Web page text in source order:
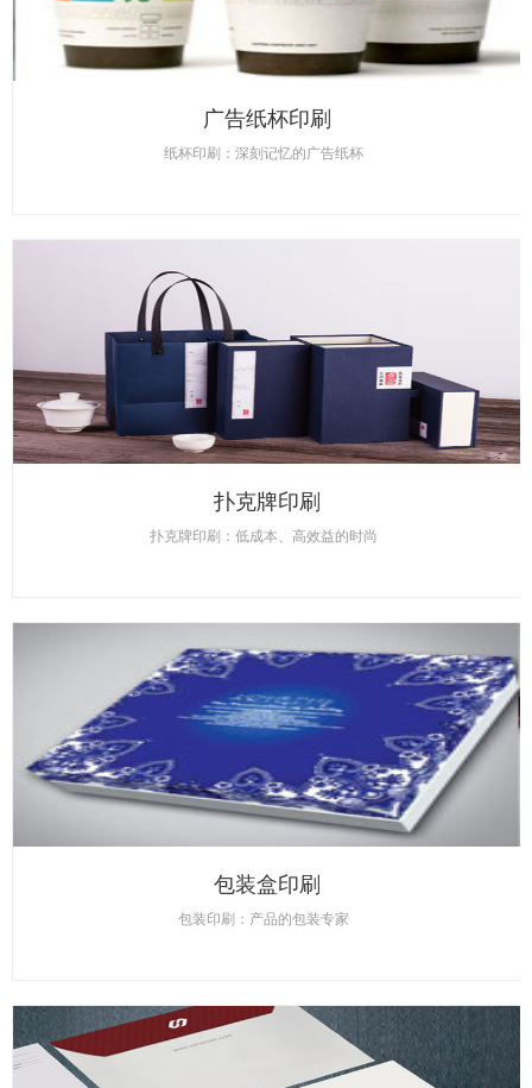
广告纸杯印刷
纸杯印刷：深刻记忆的广告纸杯
扑克牌印刷
扑克牌印刷：低成本、高效益的时尚
包装盒印刷
包装印刷：产品的包装专家